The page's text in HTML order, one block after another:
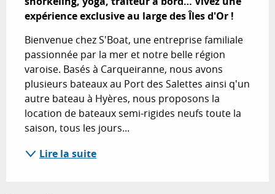
expérience exclusive au large des Îles d'Or !
Bienvenue chez S'Boat, une entreprise familiale
passionnée par la mer et notre belle région
varoise. Basés à Carqueiranne, nous avons
plusieurs bateaux au Port des Salettes ainsi q'un
autre bateau à Hyères, nous proposons la
location de bateaux semi-rigides neufs toute la
saison, tous les jours...
Lire la suite